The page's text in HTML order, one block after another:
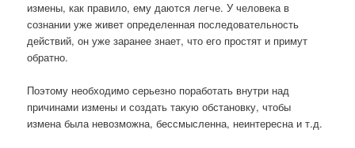
измены, как правило, ему даются легче. У человека в
сознании уже живет определенная последовательность
действий, он уже заранее знает, что его простят и примут
обратно.
Поэтому необходимо серьезно поработать внутри над
причинами измены и создать такую обстановку, чтобы
измена была невозможна, бессмысленна, неинтересна и т.д.